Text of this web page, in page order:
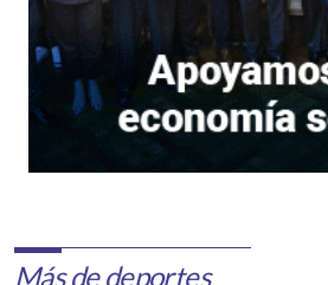
Más de deportes